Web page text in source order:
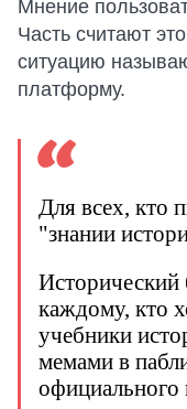
Мнение
Часть считают
ситуацию
платформу.
Для всех, кто
"знании
Исторический
каждому, кто
учебники
мемами в
официального